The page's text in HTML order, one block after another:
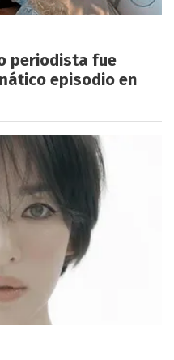
periodista fue
episodio en